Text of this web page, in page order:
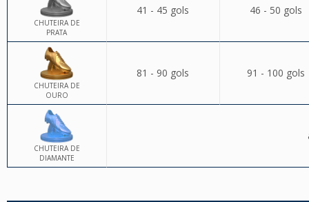
CHUTEIRA DE
PRATA
41 - 45 gols 46 - 50 gols
CHUTEIRA DE
OURO
81 - 90 gols 91 - 100 gols
CHUTEIRA DE
DIAMANTE